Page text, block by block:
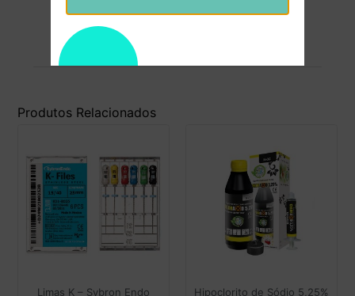
Pagamentos 100% seguros.
Produtos Relacionados
Limas K – Sybron Endo
Hipoclorito de Sódio 5,25%